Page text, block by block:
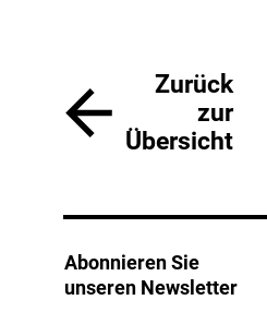
Zurück
zur
Übersicht
Service
Abonnieren Sie
unseren Newsletter